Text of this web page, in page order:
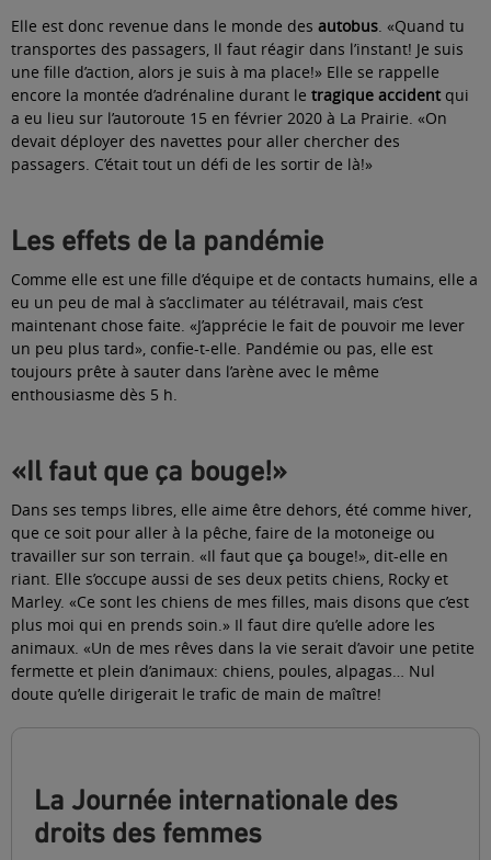
Elle est donc revenue dans le monde des autobus. «Quand tu
transportes des passagers, Il faut réagir dans l’instant! Je suis
une fille d’action, alors je suis à ma place!» Elle se rappelle
encore la montée d’adrénaline durant le tragique accident qui
a eu lieu sur l’autoroute 15 en février 2020 à La Prairie. «On
devait déployer des navettes pour aller chercher des
passagers. C’était tout un défi de les sortir de là!»
Les effets de la pandémie
Comme elle est une fille d’équipe et de contacts humains, elle a
eu un peu de mal à s’acclimater au télétravail, mais c’est
maintenant chose faite. «J’apprécie le fait de pouvoir me lever
un peu plus tard», confie-t-elle. Pandémie ou pas, elle est
toujours prête à sauter dans l’arène avec le même
enthousiasme dès 5 h.
«Il faut que ça bouge!»
Dans ses temps libres, elle aime être dehors, été comme hiver,
que ce soit pour aller à la pêche, faire de la motoneige ou
travailler sur son terrain. «Il faut que ça bouge!», dit-elle en
riant. Elle s’occupe aussi de ses deux petits chiens, Rocky et
Marley. «Ce sont les chiens de mes filles, mais disons que c’est
plus moi qui en prends soin.» Il faut dire qu’elle adore les
animaux. «Un de mes rêves dans la vie serait d’avoir une petite
fermette et plein d’animaux: chiens, poules, alpagas… Nul
doute qu’elle dirigerait le trafic de main de maître!
La Journée internationale des
droits des femmes